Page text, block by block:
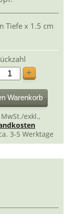
Tiefe x 1.5 cm
+
Warenkorb
exkl.,
3-5 Werktage